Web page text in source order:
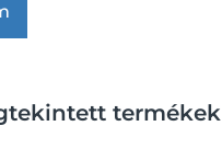
termékek